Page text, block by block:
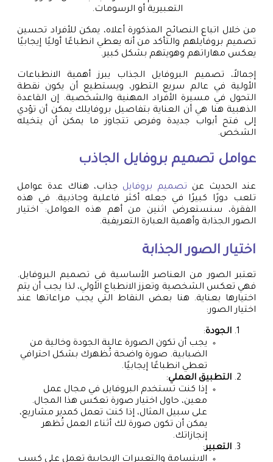
التعبيرية أو الرسومات.
من خلال اتباع النصائح المذكورة أعلاه، يمكن للأفراد تحسين
تصميم بروفايلهم والتأكد من أنه يعطي انطباعًا أوليًا إيجابيًا
يعكس مهاراتهم وهويتهم بشكل كبير.
إجمالاً، تصميم البروفايل الجذاب يبرز أهمية الانطباعات
الأولية في عالم سريع التطور، ويستطيع أن يكون نقطة
التحول في مسيرة الأفراد المهنية والشخصية. إن القاعدة
الذهبية هنا هي أن العناية بتفاصيل بروفايلك يمكن أن تؤدي
إلى فتح أبواب جديدة وفرص تتجاوز ما يمكن أن يتخيله
الشخص.
عوامل تصميم بروفايل الجاذب
عند الحديث عن تصميم بروفايل جذاب، هناك عدة عوامل
تلعب دورًا كبيرًا في جعله أكثر فاعلية وجاذبية. في هذه
الفقرة، سنستعرض اثنين من أهم هذه العوامل: اختيار
الصور الجذابة وأهمية العبارة التعريفية.
اختيار الصور الجذابة
تعتبر الصور من العناصر الأساسية في تصميم البروفايل.
فهي تعكس الشخصية وتعزز الانطباع الأولي، لذا يجب أن يتم
اختيارها بعناية. هنا بعض النقاط التي يجب مراعاتها عند
اختيار الصور:
الجودة:
يجب أن تكون الصورة عالية الجودة وخالية من
الضبابية. صورة واضحة تُظهرك بشكل احترافي
تعطي انطباعًا إيجابيًا.
التطبيق العملي:
إذا كنت تستخدم البروفايل في مجال عمل
معين، حاول اختيار صورة تعكس هذا المجال.
على سبيل المثال، إذا كنت تعمل كمدير مشاريع،
يمكن أن تكون صورة لك أثناء العمل تُظهر
إنجازاتك.
التعبير:
الابتسامة والتعبيرات الإيجابية تعمل على كسب